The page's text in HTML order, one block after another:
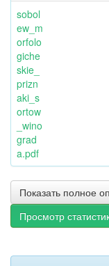
sobol
ew_m
orfolo
giche
skie_
prizn
aki_s
ortow
_wino
grad
a.pdf
Показать полное
Просмотр